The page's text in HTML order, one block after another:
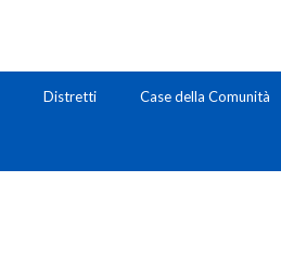
Distretti Case della Comunità